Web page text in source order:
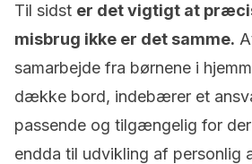
Til sidst er det vigtigt at
misbrug ikke er det samme.
samarbejde fra børnene i
dække bord, indebærer et
passende og tilgængelig for
endda til udvikling af personlig